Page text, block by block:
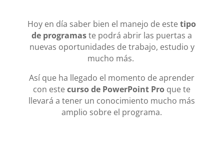
Hoy en día saber bien el manejo de estetipo
de programaste podrá abrir las puertas a
nuevas oportunidades de trabajo, estudio y
mucho más.
Así que ha llegado el momento de aprender
con estecurso de PowerPoint Pro que te
llevará a tener un conocimiento mucho más
amplio sobre el programa.